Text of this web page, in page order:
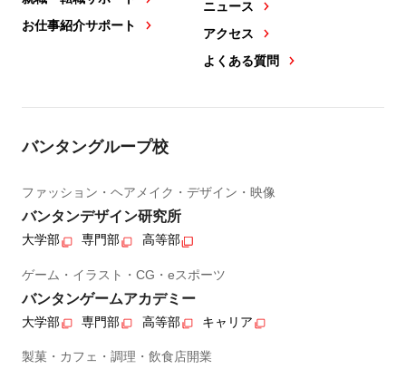
お仕事紹介サポート
ニュース
アクセス
よくある質問
バンタングループ校
ファッション・ヘアメイク・デザイン・映像
バンタンデザイン研究所
大学部 専門部 高等部
ゲーム・イラスト・CG・eスポーツ
バンタンゲームアカデミー
大学部 専門部 高等部 キャリア
製菓・カフェ・調理・飲食店開業